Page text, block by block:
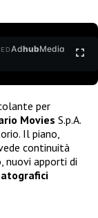
AdhubMedia
per
Movies S.p.A.
Il piano,
continuità
nuovi apporti di